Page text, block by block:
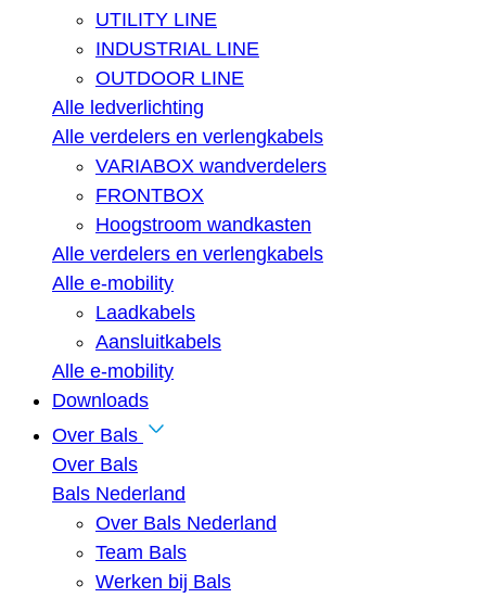
UTILITY LINE
INDUSTRIAL LINE
OUTDOOR LINE
Alle ledverlichting
Alle verdelers en verlengkabels
VARIABOX wandverdelers
FRONTBOX
Hoogstroom wandkasten
Alle verdelers en verlengkabels
Alle e-mobility
Laadkabels
Aansluitkabels
Alle e-mobility
Downloads
Over Bals
Over Bals
Bals Nederland
Over Bals Nederland
Team Bals
Werken bij Bals